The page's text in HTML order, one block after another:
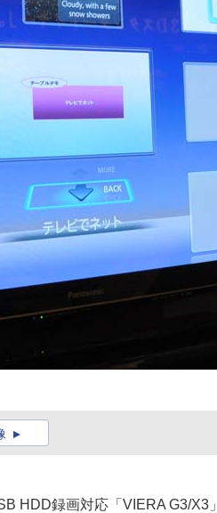
HDD録画対応「VIERA G3/X3」